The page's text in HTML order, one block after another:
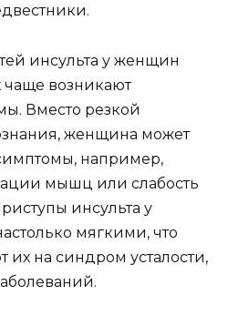
инсульта у женщин
чаще возникают
Вместо резкой
женщина может
например,
мышц или слабость
инсульта у
мягкими, что
их на синдром усталости,